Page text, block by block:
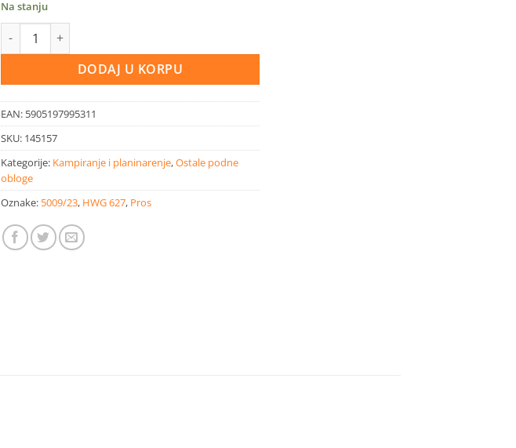
Na stanju
PVC klik plastična podna zaštita za travnjak crna količina
DODAJ U KORPU
EAN: 5905197995311
SKU: 145157
Kategorije: Kampiranje i planinarenje,Ostale podne
obloge
Oznake: 5009/23, HWG 627, Pros